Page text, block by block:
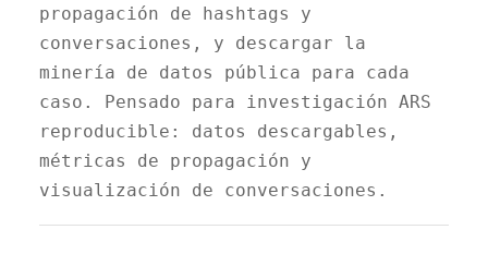
propagación de hashtags y
conversaciones, y descargar la
minería de datos pública para cada
caso. Pensado para investigación ARS
reproducible: datos descargables,
métricas de propagación y
visualización de conversaciones.